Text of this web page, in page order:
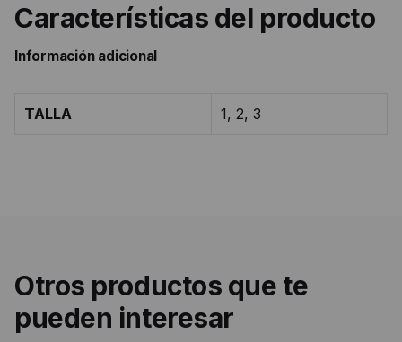
Características del producto
Información adicional
TALLA 1, 2, 3
Otros productos que te
pueden interesar